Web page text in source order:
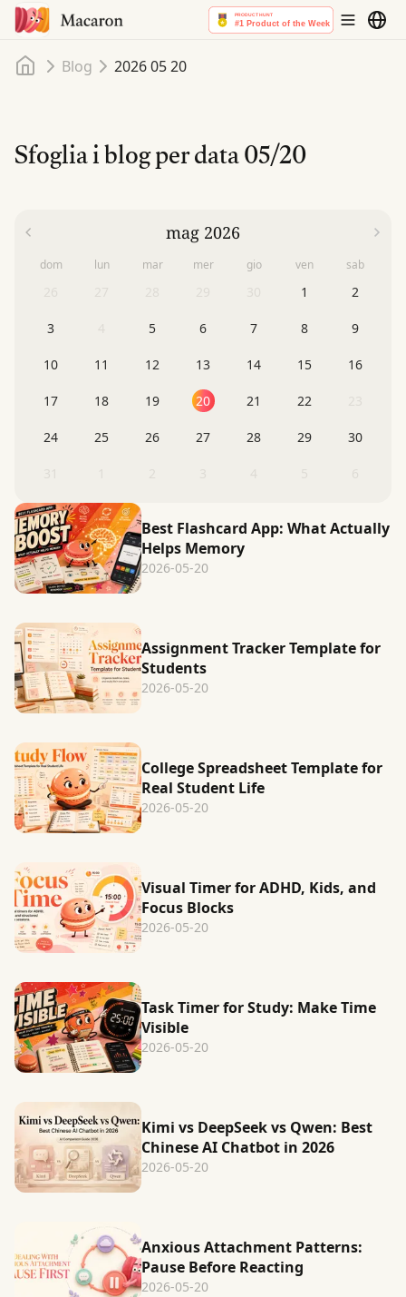
Home
Blog 2026 05 20
Sfoglia i blog per data05/20
Best Flashcard App: What Actually
Helps Memory
2026-05-20
Assignment Tracker Template for
Students
2026-05-20
College Spreadsheet Template for
Real Student Life
2026-05-20
Visual Timer for ADHD, Kids, and
Focus Blocks
2026-05-20
Task Timer for Study: Make Time
Visible
2026-05-20
Kimi vs DeepSeek vs Qwen: Best
Chinese AI Chatbot in 2026
2026-05-20
Anxious Attachment Patterns:
Pause Before Reacting
2026-05-20
mag 2026
dom lun mar mer gio ven sab
1 2
3 5 6 7 8 9
10 11 12 13 14 15 16
17 18 19 20 21 22
24 25 26 27 28 29 30